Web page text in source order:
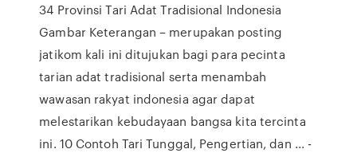
34 Provinsi Tari Adat Tradisional Indonesia
Gambar Keterangan – merupakan posting
jatikom kali ini ditujukan bagi para pecinta
tarian adat tradisional serta menambah
wawasan rakyat indonesia agar dapat
melestarikan kebudayaan bangsa kita tercinta
ini. 10 Contoh Tari Tunggal, Pengertian, dan ... -